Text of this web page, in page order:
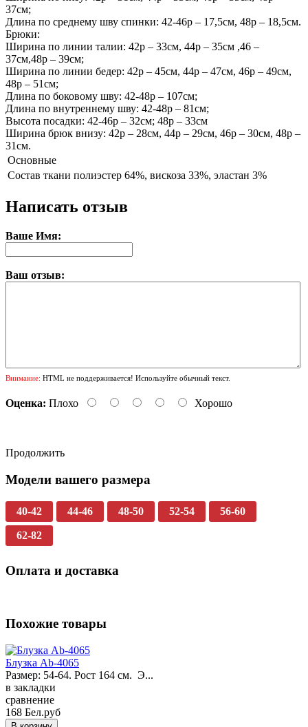
37см;
Длина по среднему шву спинки: 42-46р – 17,5см, 48р – 18,5см.
Брюки:
Ширина по линии талии: 42р – 33см, 44р – 35см ,46 –
37см,48р – 39см;
Ширина по линии бедер: 42р – 45см, 44р – 47см, 46р – 49см,
48р – 51см;
Длина по боковому шву: 42-48р – 107см;
Длина по внутреннему шву: 42-48р – 81см;
Высота посадки: 42-46р – 32см; 48р – 33см
Ширина брюк внизу: 42р – 28см, 44р – 29см, 46р – 30см, 48р –
31см.
Основные
Состав ткани полиэстер 64%, вискоза 33%, эластан 3%
Написать отзыв
Ваше Имя:
Ваш отзыв:
Внимание: HTML не поддерживается! Используйте обычный текст.
Оценка: Плохо Хорошо
Продолжить
Модели вашего размера
40-42 44-46 48-50 52-54 56-60
62-82
Оплата и доставка
Похожие товары
Блузка Ab-4065
Размер: 54-64. Рост 164 см. Э...
в закладки
сравнение
168 Бел.руб